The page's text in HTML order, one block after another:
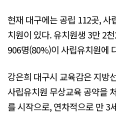
현재 대구에는 공립 112곳,
치원이 있다. 유치원생 3만 2
906명(80%)이 사립유치원에
강은희 대구시 교육감은 지방
사립유치원 무상교육 공약을
를 시작으로, 연차적으로 만 3